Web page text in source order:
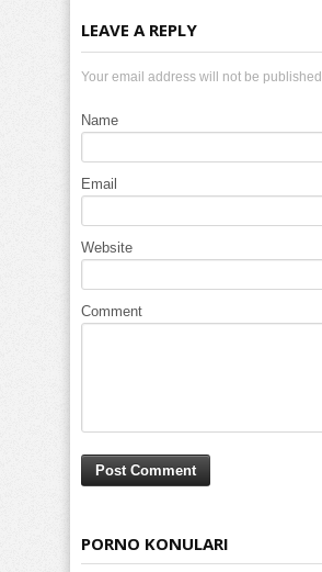
LEAVE A REPLY
Your email address will not be published.
Name
Email
Website
Comment
PORNO KONULARI